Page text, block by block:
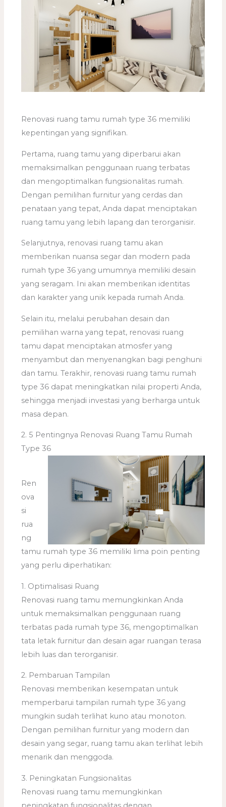
Renovasi ruang tamu rumah type 36 memiliki
kepentingan yang signifikan.
Pertama, ruang tamu yang diperbarui akan
memaksimalkan penggunaan ruang terbatas
dan mengoptimalkan fungsionalitas rumah.
Dengan pemilihan furnitur yang cerdas dan
penataan yang tepat, Anda dapat menciptakan
ruang tamu yang lebih lapang dan terorganisir.
Selanjutnya, renovasi ruang tamu akan
memberikan nuansa segar dan modern pada
rumah type 36 yang umumnya memiliki desain
yang seragam. Ini akan memberikan identitas
dan karakter yang unik kepada rumah Anda.
Selain itu, melalui perubahan desain dan
pemilihan warna yang tepat, renovasi ruang
tamu dapat menciptakan atmosfer yang
menyambut dan menyenangkan bagi penghuni
dan tamu. Terakhir, renovasi ruang tamu rumah
type 36 dapat meningkatkan nilai properti Anda,
sehingga menjadi investasi yang berharga untuk
masa depan.
2. 5 Pentingnya Renovasi Ruang Tamu Rumah
Type 36
Ren
ova
si
rua
ng
tamu rumah type 36 memiliki lima poin penting
yang perlu diperhatikan:
1. Optimalisasi Ruang
Renovasi ruang tamu memungkinkan Anda
untuk memaksimalkan penggunaan ruang
terbatas pada rumah type 36, mengoptimalkan
tata letak furnitur dan desain agar ruangan terasa
lebih luas dan terorganisir.
2. Pembaruan Tampilan
Renovasi memberikan kesempatan untuk
memperbarui tampilan rumah type 36 yang
mungkin sudah terlihat kuno atau monoton.
Dengan pemilihan furnitur yang modern dan
desain yang segar, ruang tamu akan terlihat lebih
menarik dan menggoda.
3. Peningkatan Fungsionalitas
Renovasi ruang tamu memungkinkan